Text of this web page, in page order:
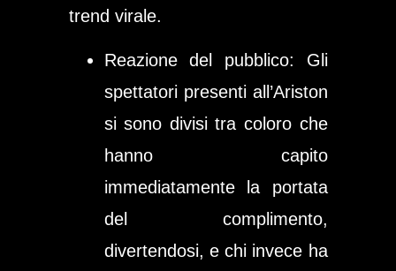
trend virale.
Reazione del pubblico: Gli
spettatori presenti all’Ariston
si sono divisi tra coloro che
hanno capito
immediatamente la portata
del complimento,
divertendosi, e chi invece ha